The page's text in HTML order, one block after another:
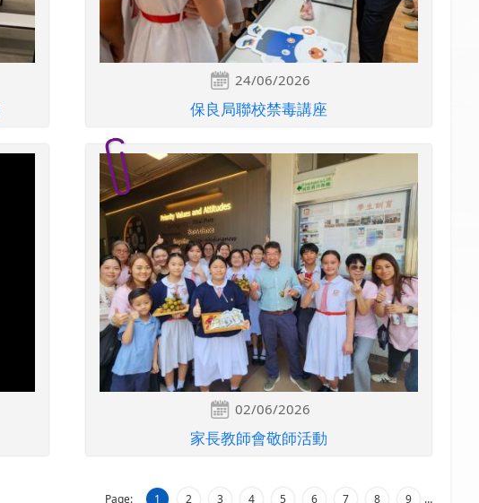
24/06/2026
保良局聯校禁毒講座
02/06/2026
家長教師會敬師活動
Page: 1 2 3 4 5 6 7 8 9 …